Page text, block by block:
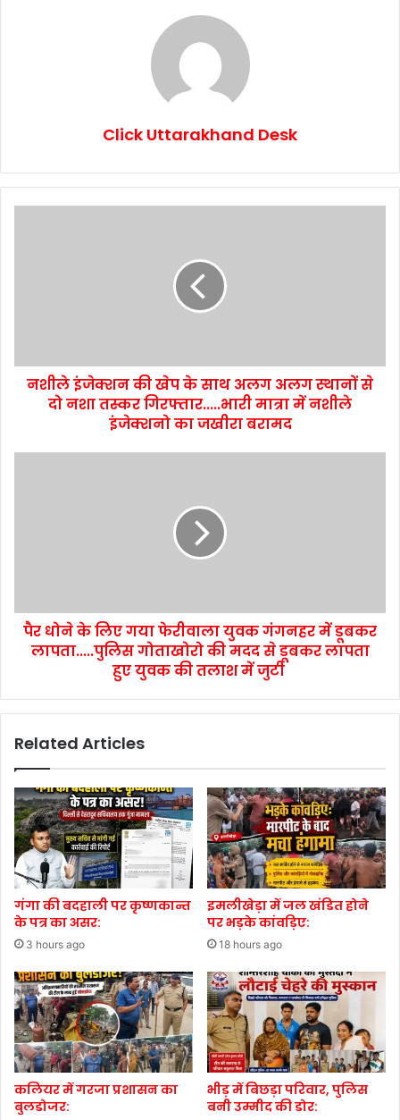
Click Uttarakhand Desk
नशीले इंजेक्शन की खेप के साथ अलग अलग स्थानों से
दो नशा तस्कर गिरफ्तार.....भारी मात्रा में नशीले
इंजेक्शनो का जखीरा बरामद
पैर धोने के लिए गया फेरीवाला युवक गंगनहर में डूबकर
लापता.....पुलिस गोताखोरो की मदद से डूबकर लापता
हुए युवक की तलाश में जुटी
Related Articles
गंगा की बदहाली पर कृष्णकान्त
के पत्र का असर:
3 hours ago
इमलीखेड़ा में जल खंडित होने
पर भड़के कांवड़िए:
18 hours ago
कलियर में गरजा प्रशासन का
बुलडोजर:
भीड़ में बिछड़ा परिवार, पुलिस
बनी उम्मीद की डोर: